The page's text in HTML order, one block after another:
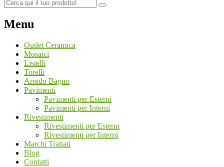
Menu
Outlet Ceramica
Mosaici
Listelli
Torelli
Arredo Bagno
Pavimenti
Pavimenti per Esterni
Pavimenti per Interni
Rivestimenti
Rivestimenti per Esterni
Rivestimenti per Interni
Marchi Trattati
Blog
Contatti